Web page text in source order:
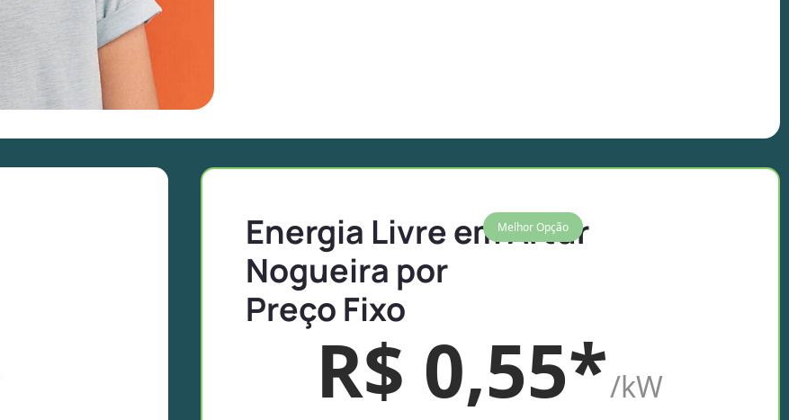
Melhor Opção
Energia Livre em Artur
Nogueira por
Preço Fixo
R$ 0,55*/kW